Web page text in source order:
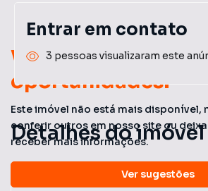
Você pode
oportunidades!
Este imóvel não está mais disponível,
conferir outros em nosso site ou
receber mais informações.
Ver sugestões
Detalhes do imóvel
Entrar em contato
3 pessoas visualizaram este